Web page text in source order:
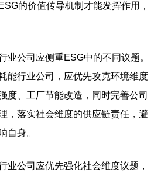
的价值传导机制才能发挥作用，
公司应侧重ESG中的不同议题。
能行业公司，应优先攻克环境维度
度、工厂节能改造，同时完善公司
，落实社会维度的供应链责任，避
自身。
公司应优先强化社会维度议题，